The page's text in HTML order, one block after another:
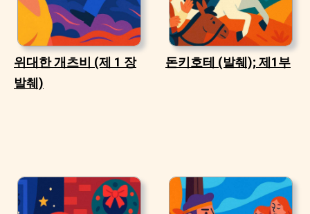
위대한 개츠비 (제 1 장
발췌)
돈키호테 (발췌); 제1부